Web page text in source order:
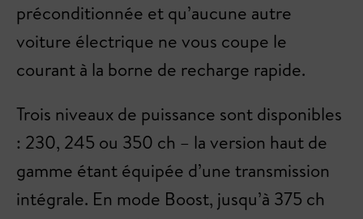
préconditionnée et qu’aucune autre
voiture électrique ne vous coupe le
courant à la borne de recharge rapide.
Trois niveaux de puissance sont disponibles
: 230, 245 ou 350 ch – la version haut de
gamme étant équipée d’une transmission
intégrale. En mode Boost, jusqu’à 375 ch